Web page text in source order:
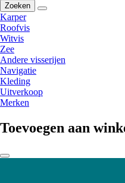
Zoeken
Karper
Roofvis
Witvis
Zee
Andere visserijen
Navigatie
Kleding
Uitverkoop
Merken
Toevoegen aan